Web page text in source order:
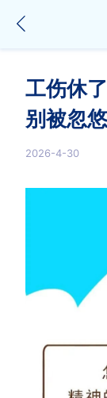
工伤休
别被忽
2026-4-30